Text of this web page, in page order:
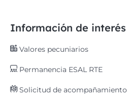
Información de interés
Valores pecuniarios
Permanencia ESAL RTE
Solicitud de acompañamiento